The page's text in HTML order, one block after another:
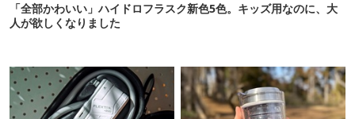
「全部かわいい」ハイドロフラスク新色5色。キッズ用なのに、大
人が欲しくなりました